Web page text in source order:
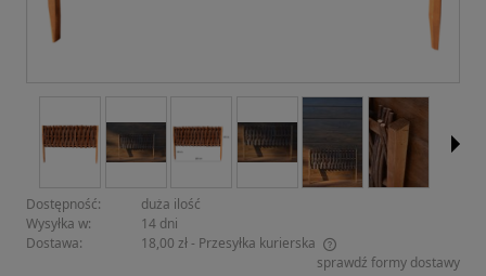
Dostępność:
duża ilość
Wysyłka w:
14 dni
Dostawa:
18,00 zł- Przesyłka kurierska
Cena nie zawiera ewentualnych kosztów płatnościsprawdź formy dostawy